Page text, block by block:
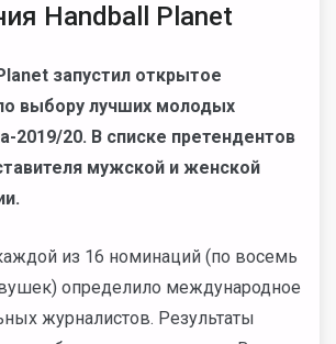
Handball Planet
запустил открытое
выбору лучших молодых
2019/20. В списке претендентов
мужской и женской
из 16 номинаций (по восемь
определило международное
журналистов. Результаты